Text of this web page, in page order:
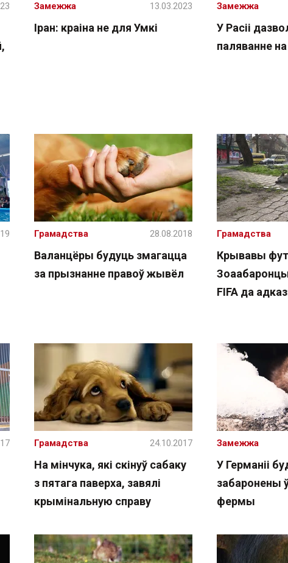
Іран: краіна не для Умкі
Замежжа 13.03.2023
У Расіі
паляванне
Замежжа
Валанцёры будуць змагацца
за прызнанне правоў жывёл
Грамадства 28.08.2018
Крывавы
FIFA да
Грамадства
На мінчука, які скінуў сабаку
з пятага паверха, завялі
крымінальную справу
Грамадства 24.10.2017
У Германіі
забаронены
фермы
Замежжа